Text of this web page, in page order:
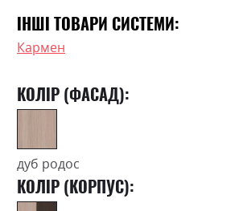
ІНШІ ТОВАРИ СИСТЕМИ:
Кармен
КОЛІР (ФАСАД):
дуб родос
КОЛІР (КОРПУС):